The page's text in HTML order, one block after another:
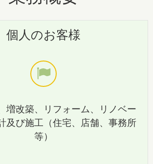
個人のお客様
増改築、リフォーム、リノベー
及び施工（住宅、店舗、事務所
等）